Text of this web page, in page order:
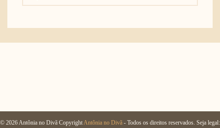
© 2026 Antônia no Divã CopyrightAntônia no Divã - Todos os direitos reservados. Seja legal: